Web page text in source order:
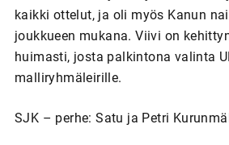
kaikki ottelut, ja oli myös Kanun
joukkueen mukana. Viivi on
huimasti, josta palkintona valinta
malliryhmäleirille.
SJK – perhe: Satu ja Petri